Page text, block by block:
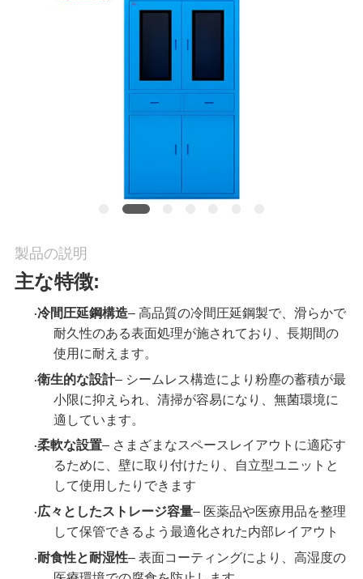
品
質
製品の説明
主な特徴:
·冷間圧延鋼構造– 高品質の冷間圧延鋼製で、滑らかで
耐久性のある表面処理が施されており、長期間の
使用に耐えます。
·衛生的な設計– シームレス構造により粉塵の蓄積が最
小限に抑えられ、清掃が容易になり、無菌環境に
適しています。
·柔軟な設置– さまざまなスペースレイアウトに適応す
るために、壁に取り付けたり、自立型ユニットと
して使用したりできます
·広々としたストレージ容量– 医薬品や医療用品を整理
して保管できるよう最適化された内部レイアウト
·耐食性と耐湿性– 表面コーティングにより、高湿度の